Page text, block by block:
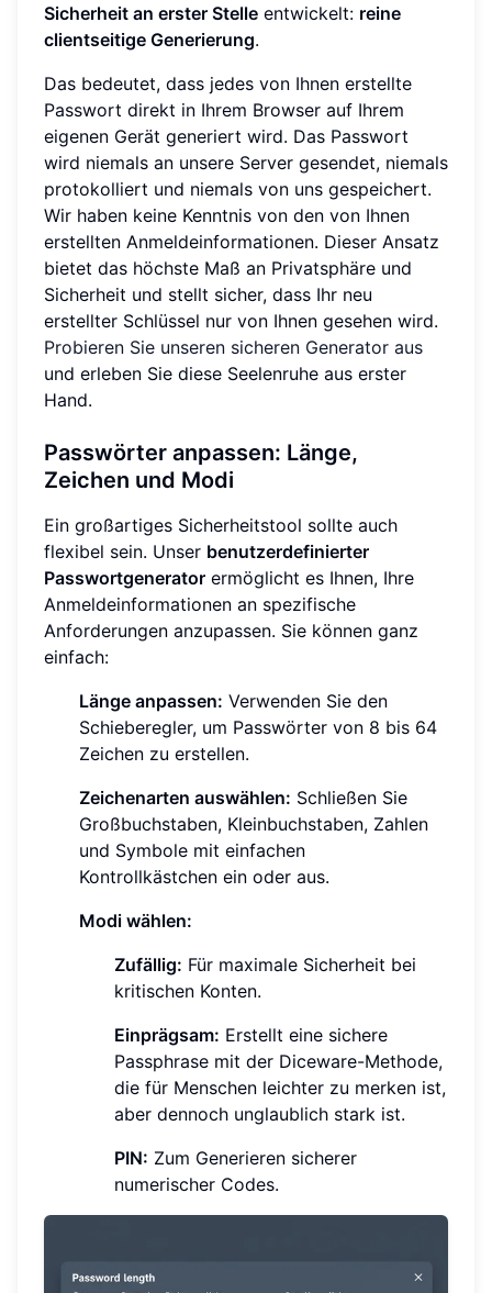
Sicherheit an erster Stelle entwickelt: reine
clientseitige Generierung.
Das bedeutet, dass jedes von Ihnen erstellte
Passwort direkt in Ihrem Browser auf Ihrem
eigenen Gerät generiert wird. Das Passwort
wird niemals an unsere Server gesendet, niemals
protokolliert und niemals von uns gespeichert.
Wir haben keine Kenntnis von den von Ihnen
erstellten Anmeldeinformationen. Dieser Ansatz
bietet das höchste Maß an Privatsphäre und
Sicherheit und stellt sicher, dass Ihr neu
erstellter Schlüssel nur von Ihnen gesehen wird.
Probieren Sie unseren sicheren Generator aus
und erleben Sie diese Seelenruhe aus erster
Hand.
Passwörter anpassen: Länge,
Zeichen und Modi
Ein großartiges Sicherheitstool sollte auch
flexibel sein. Unser benutzerdefinierter
Passwortgenerator ermöglicht es Ihnen, Ihre
Anmeldeinformationen an spezifische
Anforderungen anzupassen. Sie können ganz
einfach:
Länge anpassen: Verwenden Sie den
Schieberegler, um Passwörter von 8 bis 64
Zeichen zu erstellen.
Zeichenarten auswählen: Schließen Sie
Großbuchstaben, Kleinbuchstaben, Zahlen
und Symbole mit einfachen
Kontrollkästchen ein oder aus.
Modi wählen:
Zufällig: Für maximale Sicherheit bei
kritischen Konten.
Einprägsam: Erstellt eine sichere
Passphrase mit der Diceware-Methode,
die für Menschen leichter zu merken ist,
aber dennoch unglaublich stark ist.
PIN: Zum Generieren sicherer
numerischer Codes.